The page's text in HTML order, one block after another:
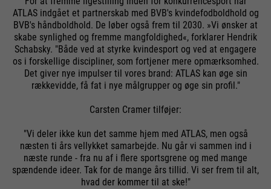
ATLAS indgået et partnerskab med BVB's kvindefodboldhold og
BVB's håndboldhold. De løber også frem til 2030. »Vi ønsker at
skabe synlighed og fremme mangfoldighed«, forklarer Hendrik
Schabsky. "Både ved at styrke kvindesport og ved at engagere
os i forskellige discipliner, som fortjener mere opmærksomhed.
Det giver nye impulser til vores brand: ATLAS kan øge sin
rækkevidde, få fat i nye målgrupper og øge sin profil."
Carsten Cramer tilføjer:
"Vi deler ikke kun det samme hjem med ATLAS, men også
næsten ti års vellykket samarbejde. Nu går vi sammen ind i
næste runde - fra nu af i flere sportsgrene og med mange
spændende ideer. Tak for de mange års tillid. Vi ser frem til alt,
hvad der kommer til at ske!"